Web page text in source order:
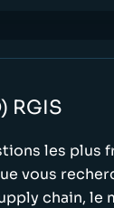
RGIS
les plus
vous
chain, le